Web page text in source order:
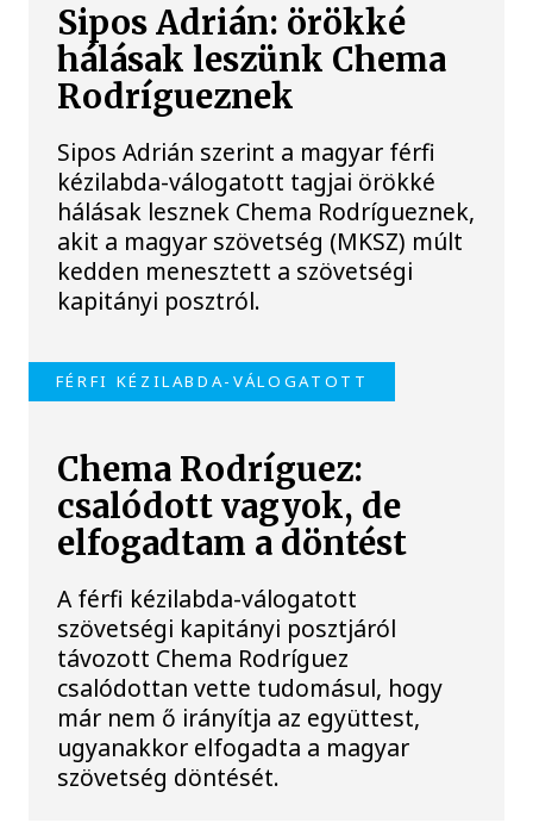
Sipos Adrián: örökké
hálásak leszünk Chema
Rodrígueznek
Sipos Adrián szerint a magyar férfi
kézilabda-válogatott tagjai örökké
hálásak lesznek Chema Rodrígueznek,
akit a magyar szövetség (MKSZ) múlt
kedden menesztett a szövetségi
kapitányi posztról.
FÉRFI KÉZILABDA-VÁLOGATOTT
Chema Rodríguez:
csalódott vagyok, de
elfogadtam a döntést
A férfi kézilabda-válogatott
szövetségi kapitányi posztjáról
távozott Chema Rodríguez
csalódottan vette tudomásul, hogy
már nem ő irányítja az együttest,
ugyanakkor elfogadta a magyar
szövetség döntését.